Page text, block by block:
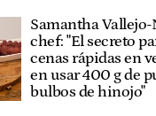
Samantha Vallejo-
chef: "El secreto
cenas rápidas en
en usar 400 g de
bulbos de hinojo"